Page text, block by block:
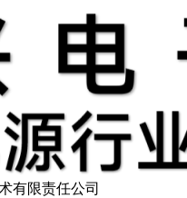
有限责任公司